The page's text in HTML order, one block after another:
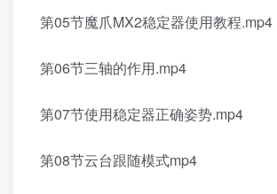
第05节魔爪MX2稳定器使用教程.mp4
第06节三轴的作用.mp4
第07节使用稳定器正确姿势.mp4
第08节云台跟随模式mp4